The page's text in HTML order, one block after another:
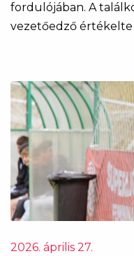
fordulójában. A
vezetőedző
2026. április 27.